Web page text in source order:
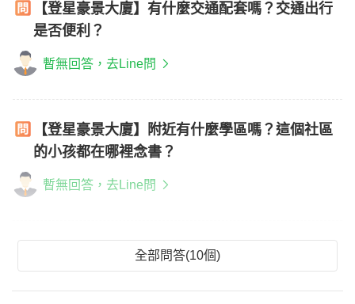
【登星豪景大廈】有什麼交通配套嗎？交通出行
是否便利？
暫無回答，去Line問
【登星豪景大廈】附近有什麼學區嗎？這個社區
的小孩都在哪裡念書？
暫無回答，去Line問
全部問答(10個)